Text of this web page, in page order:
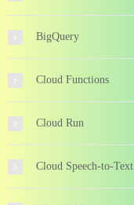
BigQuery
Cloud Functions
Cloud Run
Cloud Speech-to-Text